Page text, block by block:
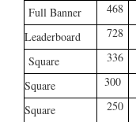
Full Banner 468
Leaderboard
728
Square
336
Square
300
Square
250